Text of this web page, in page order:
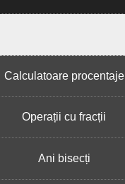
Calculatoare procentaje
Operații cu fracții
Ani bisecți